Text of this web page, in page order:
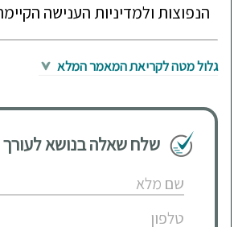
הנפוצות ולמדיניות הענישה
גלול מטה לקריאת המאמר המלא
שלח שאלה בנושא לעורך